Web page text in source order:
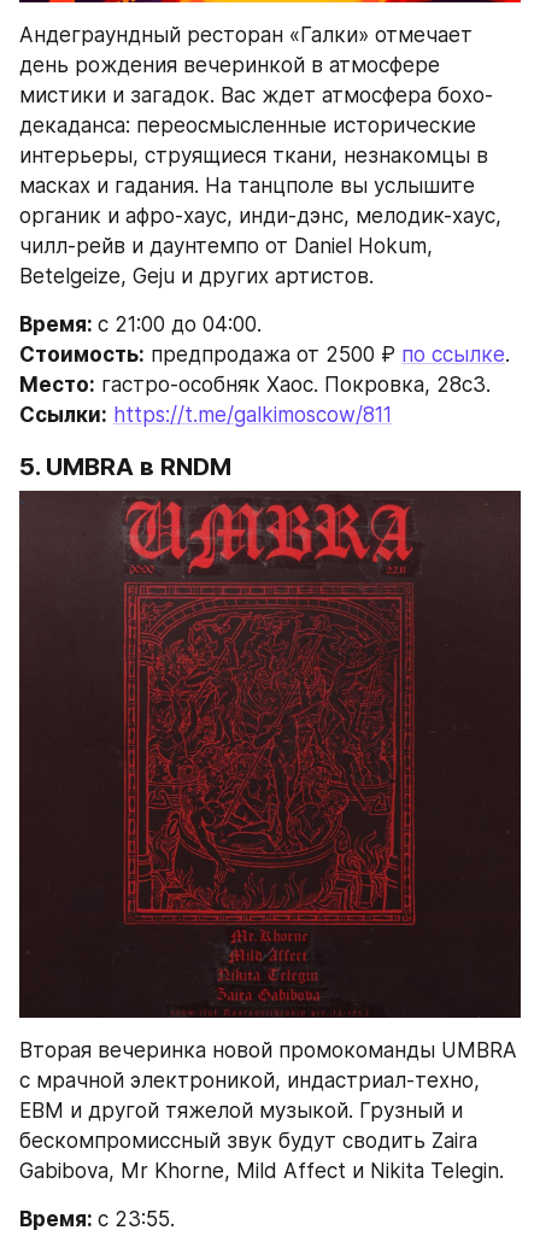
Андеграундный ресторан «Галки» отмечает
день рождения вечеринкой в атмосфере
мистики и загадок. Вас ждет атмосфера бохо-
декаданса: переосмысленные исторические
интерьеры, струящиеся ткани, незнакомцы в
масках и гадания. На танцполе вы услышите
органик и афро-хаус, инди-дэнс, мелодик-хаус,
чилл-рейв и даунтемпо от Daniel Hokum,
Betelgeize, Geju и других артистов.
Время: с 21:00 до 04:00.
Стоимость: предпродажа от 2500 ₽ по ссылке.
Место: гастро-особняк Хаос. Покровка, 28с3.
Ссылки: https://t.me/galkimoscow/811
5. UMBRA в RNDM
Вторая вечеринка новой промокоманды UMBRA
с мрачной электроникой, индастриал-техно,
EBM и другой тяжелой музыкой. Грузный и
бескомпромиссный звук будут сводить Zaira
Gabibova, Mr Khorne, Mild Affect и Nikita Telegin.
Время: с 23:55.